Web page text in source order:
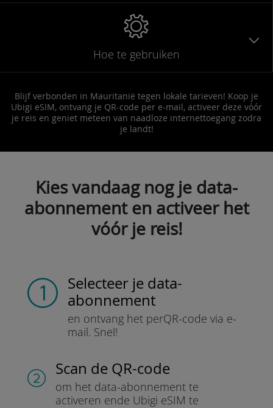
Hoe te gebruiken
Blijf verbonden in Mauritanië tegen lokale tarieven! Koop je
Ubigi eSIM, ontvang je QR-code per e-mail, activeer deze vóór
je reis en geniet meteen van naadloze internettoegang zodra
je landt!
Kies vandaag nog je data-
abonnement en activeer het
vóór je reis!
Selecteer je data-
abonnement
en ontvang het perQR-code via e-
mail. Snel!
Scan de QR-code
om het data-abonnement te
activeren ende Ubigi eSIM te